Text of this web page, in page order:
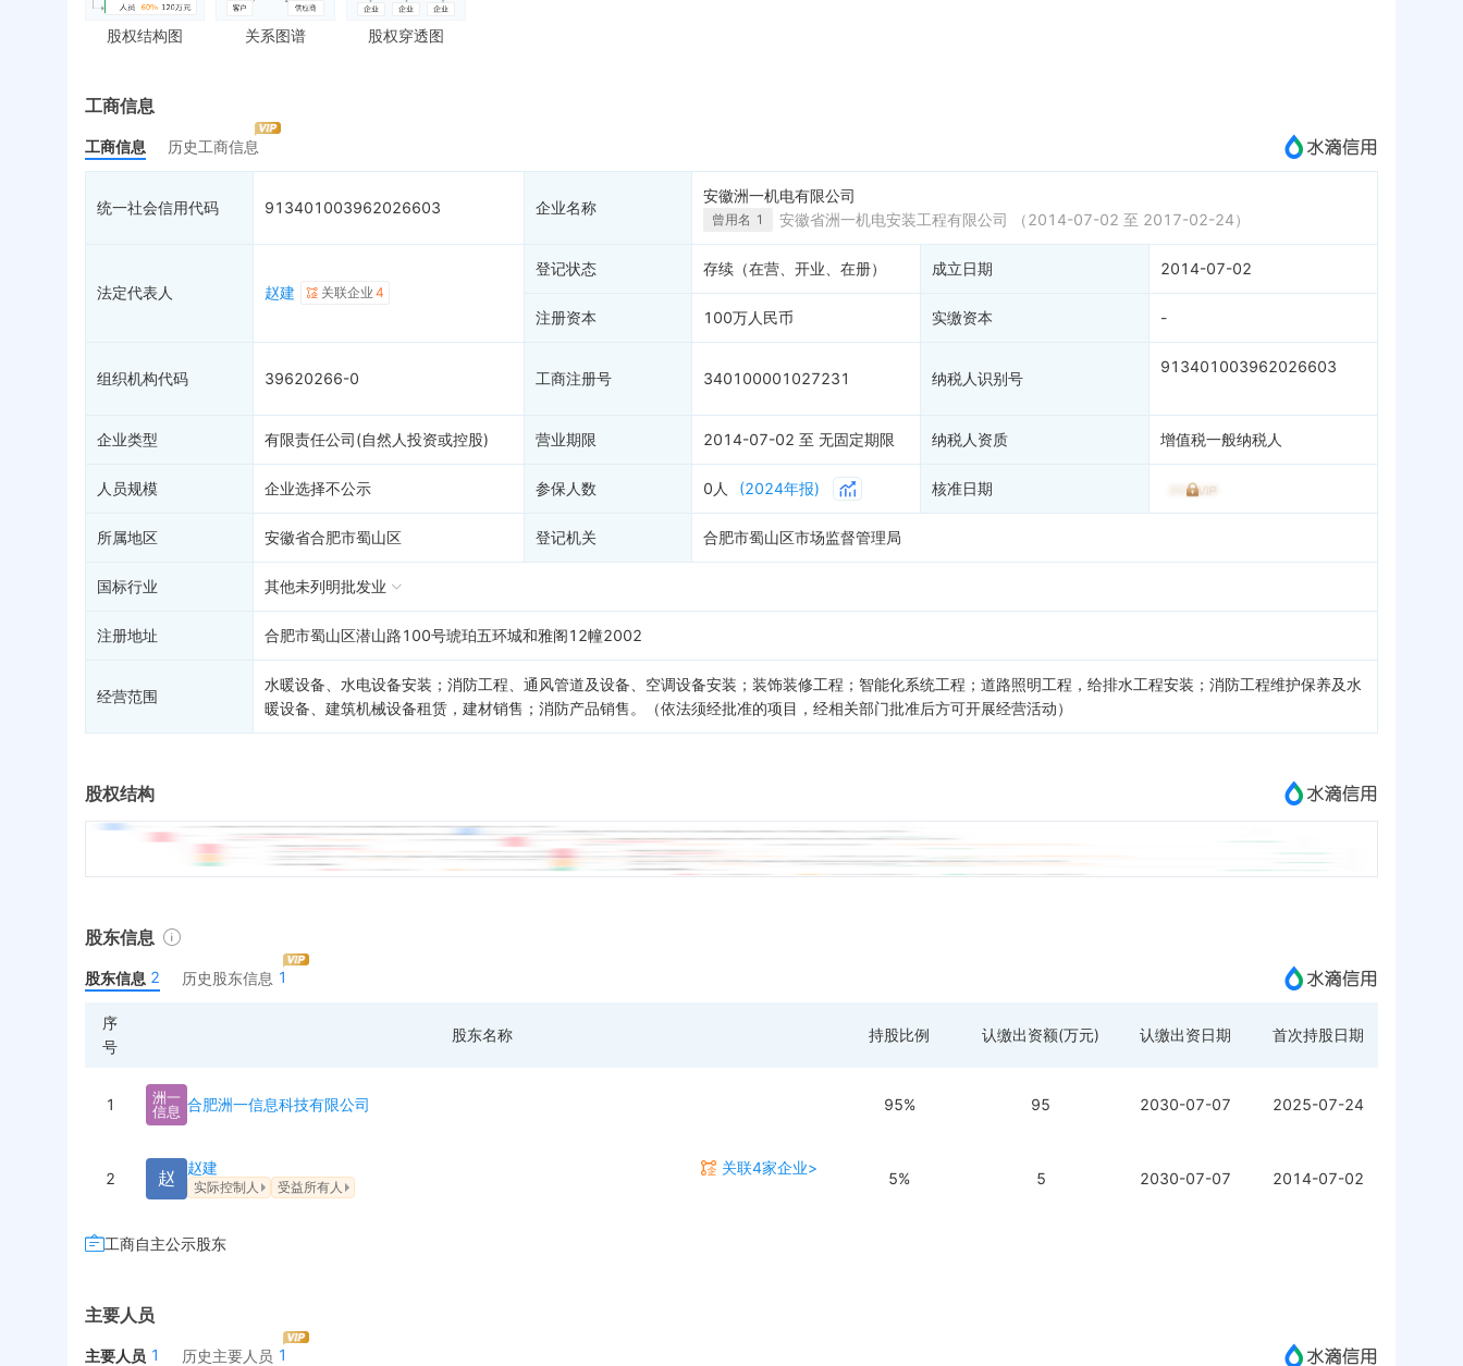
对外投资
控制企业
最终受益人
企业年报
12
分支机构
关系图谱
送达公告
被执行人
终本案件
司法协助
破产重整
清算信息
信用评价
进出口信用
债券信息
地块公示
成为vip查看
股权结构图 关系图谱 股权穿透图
工商信息
工商信息 历史工商信息
统一社会信用代码 913401003962026603 企业名称
安徽洲一机电有限公司
曾用名 1 安徽省洲一机电安装工程有限公司 （2014-07-02 至 2017-02-24）
法定代表人 赵建 关联企业 4
登记状态 存续（在营、开业、在册） 成立日期 2014-07-02
注册资本 100万人民币 实缴资本 -
组织机构代码 39620266-0 工商注册号 340100001027231 纳税人识别号
913401003962026603
企业类型 有限责任公司(自然人投资或控股) 营业期限 2014-07-02 至 无固定期限 纳税人资质 增值税一般纳税人
人员规模 企业选择不公示 参保人数 0人 (2024年报) 核准日期
所属地区 安徽省合肥市蜀山区 登记机关 合肥市蜀山区市场监督管理局
国标行业 其他未列明批发业
注册地址 合肥市蜀山区潜山路100号琥珀五环城和雅阁12幢2002
经营范围
水暖设备、水电设备安装；消防工程、通风管道及设备、空调设备安装；装饰装修工程；智能化系统工程；道路照明工程，给排水工程安装；消防工程维护保养及水
暖设备、建筑机械设备租赁，建材销售；消防产品销售。（依法须经批准的项目，经相关部门批准后方可开展经营活动）
股权结构
股东信息
股东信息 2 历史股东信息 1
序
号
股东名称 持股比例 认缴出资额(万元) 认缴出资日期 首次持股日期
1 洲一
信息 合肥洲一信息科技有限公司 95% 95 2030-07-07 2025-07-24
2 赵
赵建 关联4家企业>
实际控制人 受益所有人 5% 5 2030-07-07 2014-07-02
工商自主公示股东
主要人员
主要人员 1 历史主要人员 1